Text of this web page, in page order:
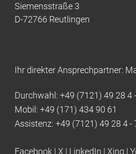
Siemensstraße 3
D-72766 Reutlingen
Ihr direkter Ansprechpartner:
Durchwahl: +49 (7121) 49 28 4
Mobil: +49 (171) 434 90 61
Assistenz: +49 (7121) 49 28 4 -
Facebook | X | LinkedIn | Xing |